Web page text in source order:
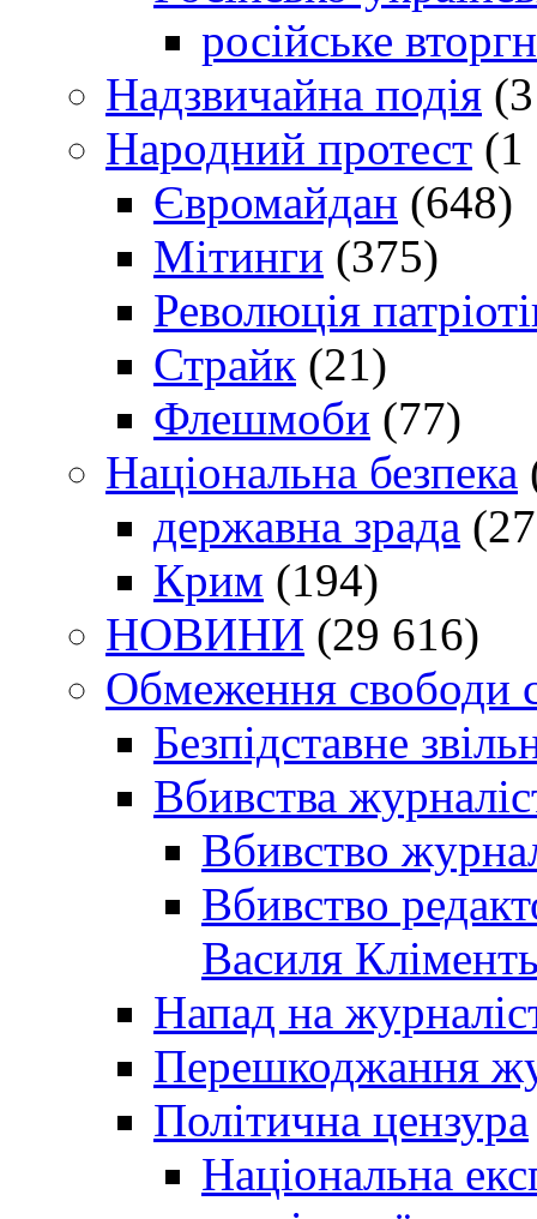
російське
Надзвичайна подія
Народний протест (1
Євромайдан (648)
Мітинги (375)
Революція
Страйк (21)
Флешмоби (77)
Національна безпека
державна зрада
Крим (194)
НОВИНИ (29 616)
Обмеження свободи
Безпідставне
Вбивства
Вбивство
Вбивство
Василя
Напад на
Перешкоджання
Політична цензура
Національна